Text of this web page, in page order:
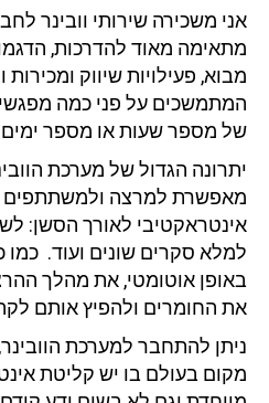
אני משכירה שירותי וובינר
מתאימה מאוד להדרכות,
המתמשכים על פני כמה
של מספר שעות או מספר
יתרונה הגדול של מערכת
מאפשרת למרצה ולמשתתפים
אינטראקטיבי לאורך הסשן:
למלא סקרים שונים ועוד.
באופן אוטומטי, את מהלך
את החומרים ולהפיץ אותם
ניתן להתחבר למערכת
מקום בעולם בו יש קליטת